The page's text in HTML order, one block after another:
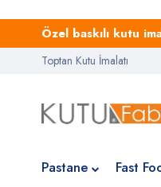
Özel baskılı kutu
Toptan Kutu İmalatı
Pastane Fast